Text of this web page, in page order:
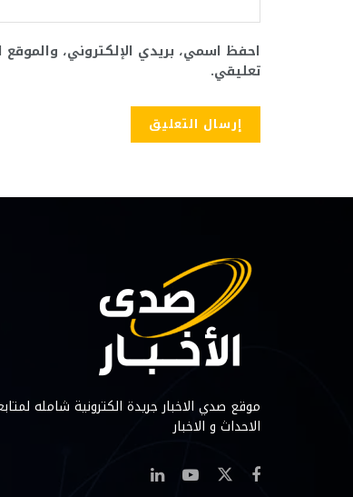
احفظ اسمي، بريدي الإلكتروني،
تعليقي.
موقع صدي الاخبار جريدة الكترونية شامله
الاحداث و الاخبار